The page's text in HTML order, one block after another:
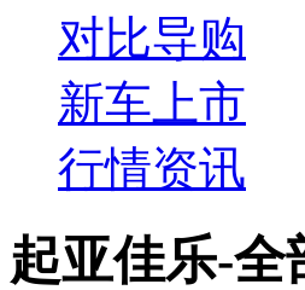
对比导购
新车上市
行情资讯
起亚佳乐-全